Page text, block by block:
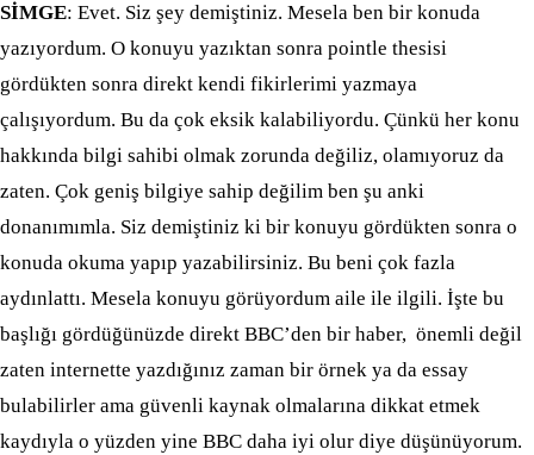
SİMGE: Evet. Siz şey demiştiniz. Mesela ben bir konuda
yazıyordum. O konuyu yazıktan sonra pointle thesisi
gördükten sonra direkt kendi fikirlerimi yazmaya
çalışıyordum. Bu da çok eksik kalabiliyordu. Çünkü her konu
hakkında bilgi sahibi olmak zorunda değiliz, olamıyoruz da
zaten. Çok geniş bilgiye sahip değilim ben şu anki
donanımımla. Siz demiştiniz ki bir konuyu gördükten sonra o
konuda okuma yapıp yazabilirsiniz. Bu beni çok fazla
aydınlattı. Mesela konuyu görüyordum aile ile ilgili. İşte bu
başlığı gördüğünüzde direkt BBC’den bir haber, önemli değil
zaten internette yazdığınız zaman bir örnek ya da essay
bulabilirler ama güvenli kaynak olmalarına dikkat etmek
kaydıyla o yüzden yine BBC daha iyi olur diye düşünüyorum.